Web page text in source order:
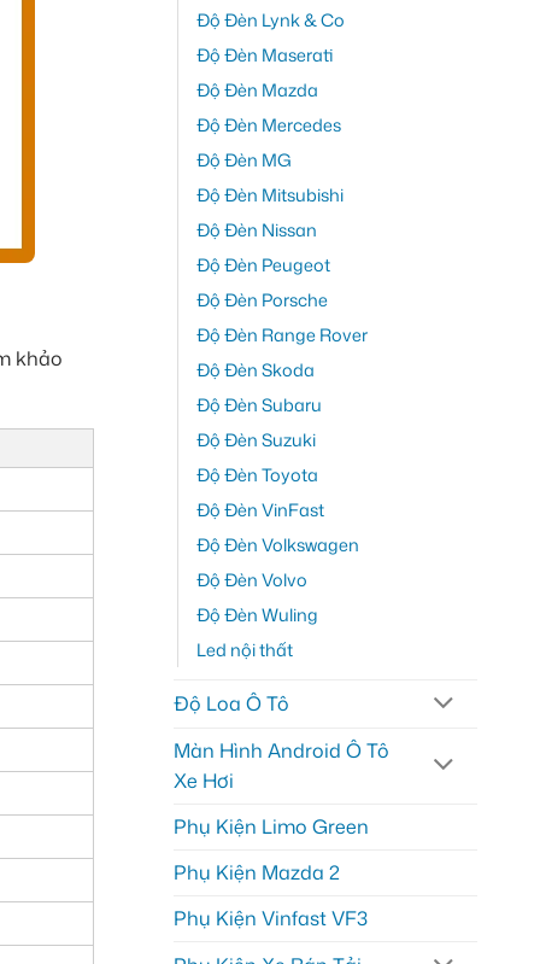
khảo
Độ Đèn Lynk & Co
Độ Đèn Maserati
Độ Đèn Mazda
Độ Đèn Mercedes
Độ Đèn MG
Độ Đèn Mitsubishi
Độ Đèn Nissan
Độ Đèn Peugeot
Độ Đèn Porsche
Độ Đèn Range Rover
Độ Đèn Skoda
Độ Đèn Subaru
Độ Đèn Suzuki
Độ Đèn Toyota
Độ Đèn VinFast
Độ Đèn Volkswagen
Độ Đèn Volvo
Độ Đèn Wuling
Led nội thất
Độ Loa Ô Tô
Màn Hình Android Ô Tô
Xe Hơi
Phụ Kiện Limo Green
Phụ Kiện Mazda 2
Phụ Kiện Vinfast VF3